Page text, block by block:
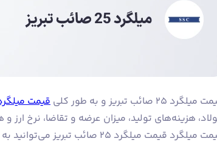
۲۵ صائب تبریز و به طور کلی قیمت
هزینه‌های تولید، میزان عرضه و تقاضا، نرخ
قیمت میلگرد قیمت میلگرد ۲۵